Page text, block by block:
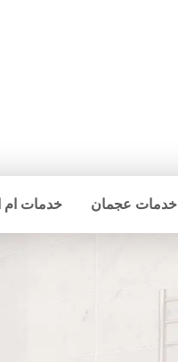
خدمات عجمان خدمات ام